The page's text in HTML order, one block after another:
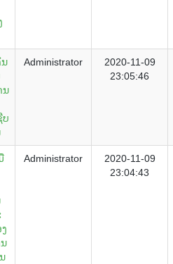
ນ
ບ
Administrator
2020-11-09
23:05:46
Administrator
2020-11-09
23:04:43